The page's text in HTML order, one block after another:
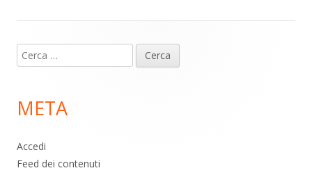
piè
pagina
Ricerca
per:
META
Accedi
Feed dei contenuti